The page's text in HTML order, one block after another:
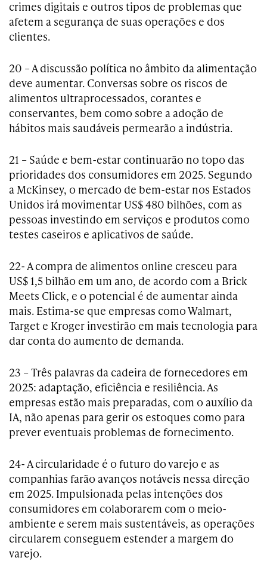
crimes digitais e outros tipos de problemas que
afetem a segurança de suas operações e dos
clientes.
20 – A discussão política no âmbito da alimentação
deve aumentar. Conversas sobre os riscos de
alimentos ultraprocessados, corantes e
conservantes, bem como sobre a adoção de
hábitos mais saudáveis permearão a indústria.
21 – Saúde e bem-estar continuarão no topo das
prioridades dos consumidores em 2025. Segundo
a McKinsey, o mercado de bem-estar nos Estados
Unidos irá movimentar US$ 480 bilhões, com as
pessoas investindo em serviços e produtos como
testes caseiros e aplicativos de saúde.
22- A compra de alimentos online cresceu para
US$ 1,5 bilhão em um ano, de acordo com a Brick
Meets Click, e o potencial é de aumentar ainda
mais. Estima-se que empresas como Walmart,
Target e Kroger investirão em mais tecnologia para
dar conta do aumento de demanda.
23 – Três palavras da cadeira de fornecedores em
2025: adaptação, eficiência e resiliência. As
empresas estão mais preparadas, com o auxílio da
IA, não apenas para gerir os estoques como para
prever eventuais problemas de fornecimento.
24- A circularidade é o futuro do varejo e as
companhias farão avanços notáveis nessa direção
em 2025. Impulsionada pelas intenções dos
consumidores em colaborarem com o meio-
ambiente e serem mais sustentáveis, as operações
circularem conseguem estender a margem do
varejo.